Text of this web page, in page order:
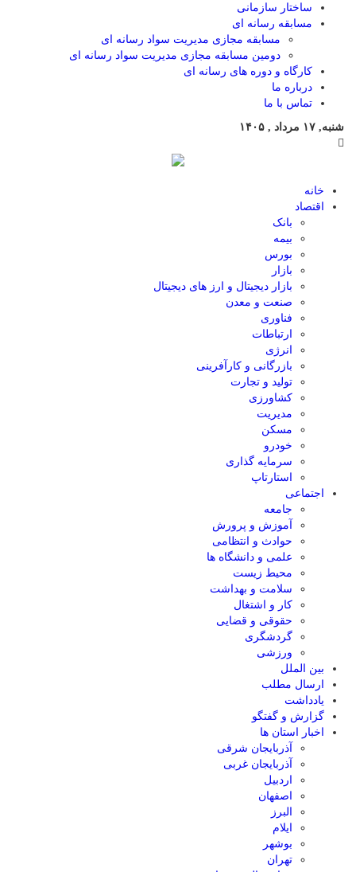
ساختار سازمانی
مسابقه رسانه ای
مسابقه مجازی مدیریت سواد رسانه ای
دومین مسابقه مجازی مدیریت سواد رسانه ای
کارگاه و دوره های رسانه ای
درباره ما
تماس با ما
شنبه, ۱۷ مرداد , ۱۴۰۵
خانه
اقتصاد
بانک
بیمه
بورس
بازار
بازار دیجیتال و ارز های دیجیتال
صنعت و معدن
فناوری
ارتباطات
انرژی
بازرگانی و کارآفرینی
تولید و تجارت
کشاورزی
مدیریت
مسکن
خودرو
سرمایه گذاری
استارتاپ
اجتماعی
جامعه
آموزش و پرورش
حوادث و انتظامی
علمی و دانشگاه ها
محیط زیست
سلامت و بهداشت
کار و اشتغال
حقوقی و قضایی
گردشگری
ورزشی
بین الملل
ارسال مطلب
یادداشت
گزارش و گفتگو
اخبار استان ها
آذربایجان شرقی
آذربایجان غربی
اردبیل
اصفهان
البرز
ایلام
بوشهر
تهران